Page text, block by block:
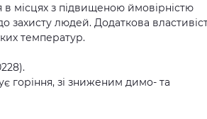
в місцях з підвищеною ймовірністю
захисту людей. Додаткова
температур.
горіння, зі зниженим димо- та